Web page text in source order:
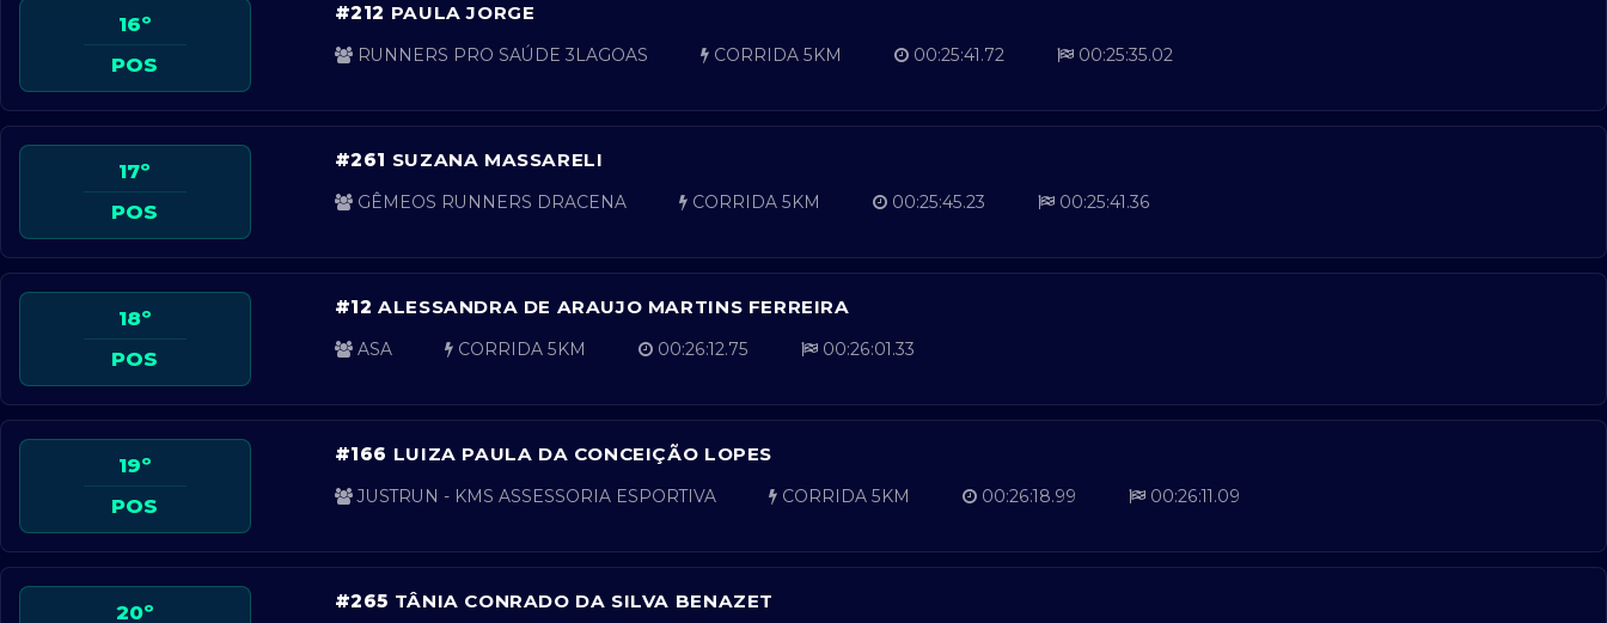
16º
POS
#212 PAULA JORGE
RUNNERS PRO SAÚDE 3LAGOAS CORRIDA 5KM 00:25:41.72 00:25:35.02
17º
POS
#261 SUZANA MASSARELI
GÊMEOS RUNNERS DRACENA CORRIDA 5KM 00:25:45.23 00:25:41.36
18º
POS
#12ALESSANDRA DE ARAUJO MARTINS FERREIRA
ASA CORRIDA 5KM 00:26:12.75 00:26:01.33
19º
POS
#166 LUIZA PAULA DA CONCEIÇÃO LOPES
JUSTRUN - KMS ASSESSORIA ESPORTIVA CORRIDA 5KM 00:26:18.99 00:26:11.09
20º #265 TÂNIA CONRADO DA SILVA BENAZET